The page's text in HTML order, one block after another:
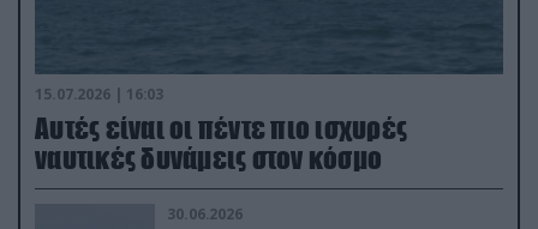
15.07.2026 | 16:03
Aυτές είναι οι πέντε πιο ισχυρές
ναυτικές δυνάμεις στον κόσμο
30.06.2026